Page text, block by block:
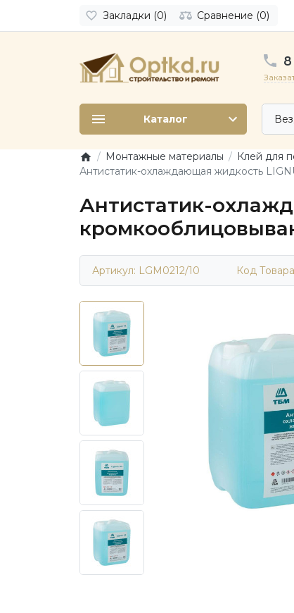
Закладки (0) Сравнение (0)
Каталог
Монтажные материалы
Клей для
Антистатик-охлаждающая жидкость
Антистатик-
Артикул: LGM0212/10 Код